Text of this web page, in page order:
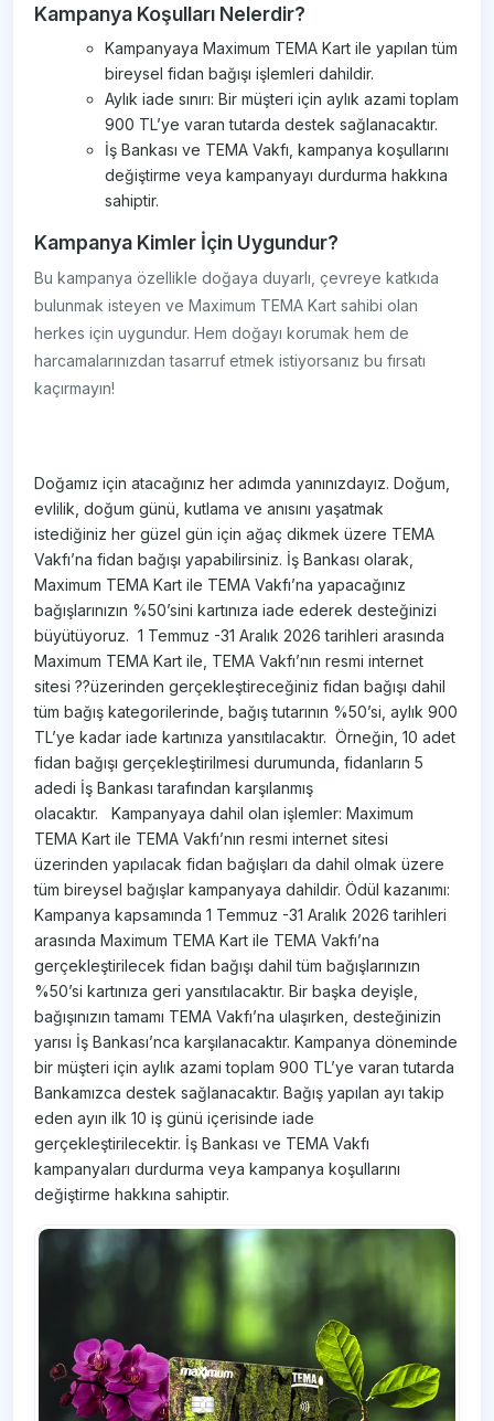
Kampanya Koşulları Nelerdir?
Kampanyaya Maximum TEMA Kart ile yapılan tüm
bireysel fidan bağışı işlemleri dahildir.
Aylık iade sınırı: Bir müşteri için aylık azami toplam
900 TL’ye varan tutarda destek sağlanacaktır.
İş Bankası ve TEMA Vakfı, kampanya koşullarını
değiştirme veya kampanyayı durdurma hakkına
sahiptir.
Kampanya Kimler İçin Uygundur?
Bu kampanya özellikle doğaya duyarlı, çevreye katkıda
bulunmak isteyen ve Maximum TEMA Kart sahibi olan
herkes için uygundur. Hem doğayı korumak hem de
harcamalarınızdan tasarruf etmek istiyorsanız bu fırsatı
kaçırmayın!
Doğamız için atacağınız her adımda yanınızdayız. Doğum,
evlilik, doğum günü, kutlama ve anısını yaşatmak
istediğiniz her güzel gün için ağaç dikmek üzere TEMA
Vakfı’na fidan bağışı yapabilirsiniz. İş Bankası olarak,
Maximum TEMA Kart ile TEMA Vakfı’na yapacağınız
bağışlarınızın %50’sini kartınıza iade ederek desteğinizi
büyütüyoruz. 1 Temmuz -31 Aralık 2026 tarihleri arasında
Maximum TEMA Kart ile, TEMA Vakfı’nın resmi internet
sitesi ??üzerinden gerçekleştireceğiniz fidan bağışı dahil
tüm bağış kategorilerinde, bağış tutarının %50’si, aylık 900
TL’ye kadar iade kartınıza yansıtılacaktır. Örneğin, 10 adet
fidan bağışı gerçekleştirilmesi durumunda, fidanların 5
adedi İş Bankası tarafından karşılanmış
olacaktır. Kampanyaya dahil olan işlemler: Maximum
TEMA Kart ile TEMA Vakfı’nın resmi internet sitesi
üzerinden yapılacak fidan bağışları da dahil olmak üzere
tüm bireysel bağışlar kampanyaya dahildir. Ödül kazanımı:
Kampanya kapsamında 1 Temmuz -31 Aralık 2026 tarihleri
arasında Maximum TEMA Kart ile TEMA Vakfı’na
gerçekleştirilecek fidan bağışı dahil tüm bağışlarınızın
%50’si kartınıza geri yansıtılacaktır. Bir başka deyişle,
bağışınızın tamamı TEMA Vakfı’na ulaşırken, desteğinizin
yarısı İş Bankası’nca karşılanacaktır. Kampanya döneminde
bir müşteri için aylık azami toplam 900 TL’ye varan tutarda
Bankamızca destek sağlanacaktır. Bağış yapılan ayı takip
eden ayın ilk 10 iş günü içerisinde iade
gerçekleştirilecektir. İş Bankası ve TEMA Vakfı
kampanyaları durdurma veya kampanya koşullarını
değiştirme hakkına sahiptir.